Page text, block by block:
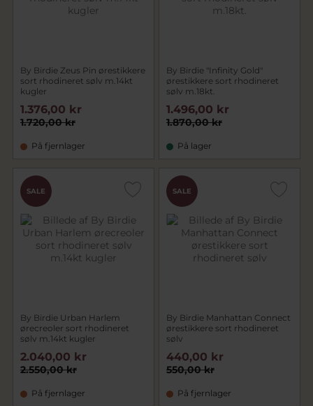
By Birdie Zeus Pin ørestikkere
sort rhodineret sølv m.14kt
kugler
1.720,00 kr
1.376,00 kr
På fjernlager
By Birdie "Infinity Gold"
ørestikkere sort rhodineret
sølv m.18kt.
1.870,00 kr
1.496,00 kr
På lager
SALE
By Birdie Urban Harlem
ørecreoler sort rhodineret
sølv m.14kt kugler
2.550,00 kr
2.040,00 kr
På fjernlager
SALE
By Birdie Manhattan Connect
ørestikkere sort rhodineret
sølv
550,00 kr
440,00 kr
På fjernlager